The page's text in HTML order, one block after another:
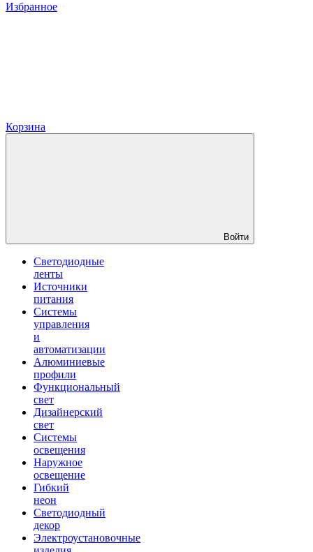
Избранное
Корзина
Войти
Светодиодные
ленты
Источники
питания
Системы
управления
и
автоматизации
Алюминиевые
профили
Функциональный
свет
Дизайнерский
свет
Системы
освещения
Наружное
освещение
Гибкий
неон
Светодиодный
декор
Электроустановочные